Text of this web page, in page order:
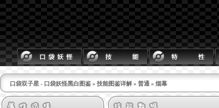
口袋双子星 - 口袋妖怪黑白图鉴 » 技能图鉴详解 » 普通 » 烟幕